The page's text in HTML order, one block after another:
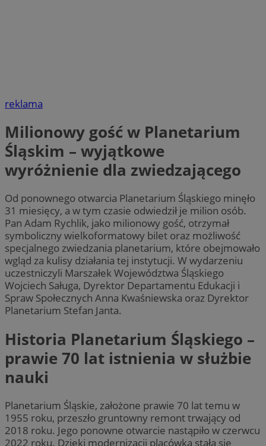
reklama
Milionowy gość w Planetarium
Śląskim – wyjątkowe
wyróżnienie dla zwiedzającego
Od ponownego otwarcia Planetarium Śląskiego minęło
31 miesięcy, a w tym czasie odwiedził je milion osób.
Pan Adam Rychlik, jako milionowy gość, otrzymał
symboliczny wielkoformatowy bilet oraz możliwość
specjalnego zwiedzania planetarium, które obejmowało
wgląd za kulisy działania tej instytucji. W wydarzeniu
uczestniczyli Marszałek Województwa Śląskiego
Wojciech Saługa, Dyrektor Departamentu Edukacji i
Spraw Społecznych Anna Kwaśniewska oraz Dyrektor
Planetarium Stefan Janta.
Historia Planetarium Śląskiego –
prawie 70 lat istnienia w służbie
nauki
Planetarium Śląskie, założone prawie 70 lat temu w
1955 roku, przeszło gruntowny remont trwający od
2018 roku. Jego ponowne otwarcie nastąpiło w czerwcu
2022 roku. Dzięki modernizacji placówka stała się